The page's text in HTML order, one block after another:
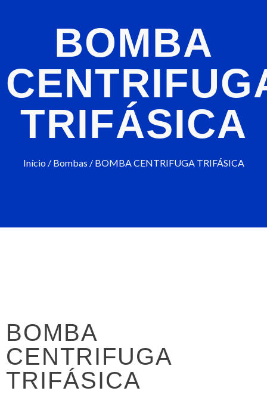
BOMBA
TRIFÁSICA
Início/ Bombas / BOMBA CENTRIFUGA TRIFÁSICA
BOMBA
CENTRIFUGA
TRIFÁSICA